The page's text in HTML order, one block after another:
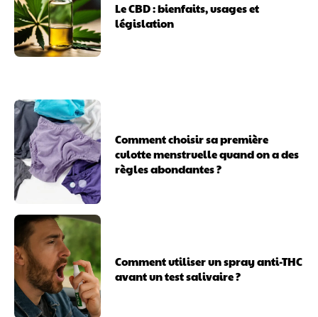
Le CBD : bienfaits, usages et
législation
Comment choisir sa première
culotte menstruelle quand on a des
règles abondantes ?
Comment utiliser un spray anti-THC
avant un test salivaire ?